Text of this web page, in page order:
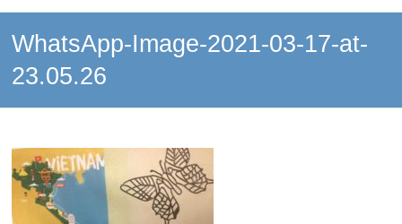
WhatsApp-Image-2021-03-17-at-
23.05.26